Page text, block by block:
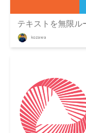
テキストを無限ル
kozawa